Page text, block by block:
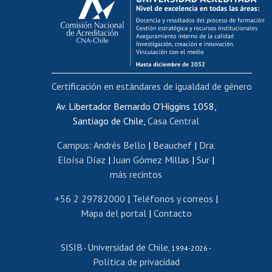
Postulación al AUCAI
Funcionarias/os
Cursos internos de capacitación
Bienestar del personal
Portal de movilidad interna
Certificado de renta
Certificado de renta honorarios
Editar páginas blancas
Extranjeras/os
Revalidación y reconocimiento de títulos
Postulación al Programa de Movilidad Estudiantil
Cursos de español
Av. Libertador Bernardo O'Higgins 1058,
Santiago de Chile, Casa Central
Campus: Andrés Bello | Beauchef| Dra.
Eloísa Díaz |Juan Gómez Millas | Sur |
más recintos
+56 2 29782000 | Teléfonos y correos |
Mapa del portal| Contacto
SISIB - Universidad de Chile, 1994-2026 -
Política de privacidad
Certificación en estándares de igualdad de género